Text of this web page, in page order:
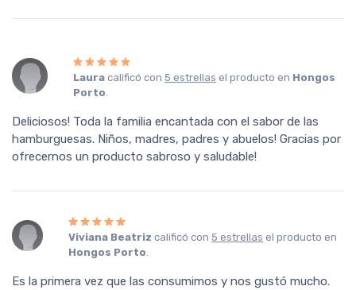
Laura calificó con5 estrellas el producto en Hongos
Porto.
Deliciosos! Toda la familia encantada con el sabor de las
hamburguesas. Niños, madres, padres y abuelos! Gracias por
ofrecernos un producto sabroso y saludable!
Viviana Beatriz calificó con5 estrellas el producto en
Hongos Porto.
Es la primera vez que las consumimos y nos gustó mucho.